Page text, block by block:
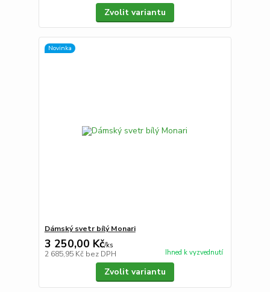
Zvolit variantu
Novinka
Dámský svetr bílý Monari
3 250,00 Kč/ks
2 685,95 Kč bez DPH Ihned k vyzvednutí
Zvolit variantu